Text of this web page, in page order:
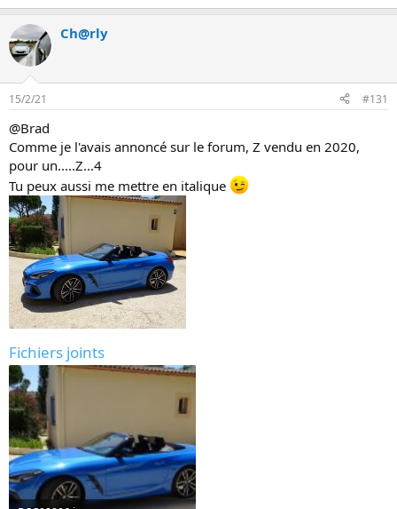
Ch@rly
15/2/21 #131
@Brad
Comme je l'avais annoncé sur le forum, Z vendu en 2020,
pour un.....Z...4
Tu peux aussi me mettre en italique
Fichiers joints